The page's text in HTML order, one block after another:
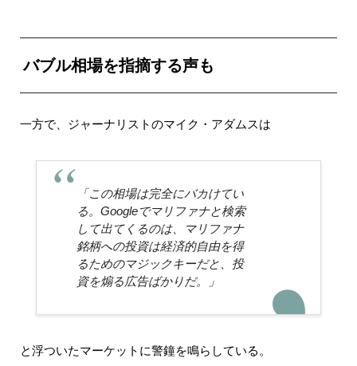
バブル相場を指摘する声も
一方で、ジャーナリストのマイク・アダムスは
「この相場は完全にバカけてい
る。Googleでマリファナと検索
して出てくるのは、マリファナ
銘柄への投資は経済的自由を得
るためのマジックキーだと、投
資を煽る広告ばかりだ。」
と浮ついたマーケットに警鐘を鳴らしている。